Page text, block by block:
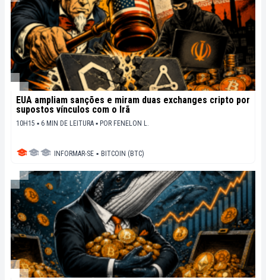
EUA ampliam sanções e miram duas exchanges cripto por
supostos vínculos com o Irã
10H15 ▪ 6 MIN DE LEITURA ▪ POR FENELON L.
INFORMAR-SE ▪ BITCOIN (BTC)